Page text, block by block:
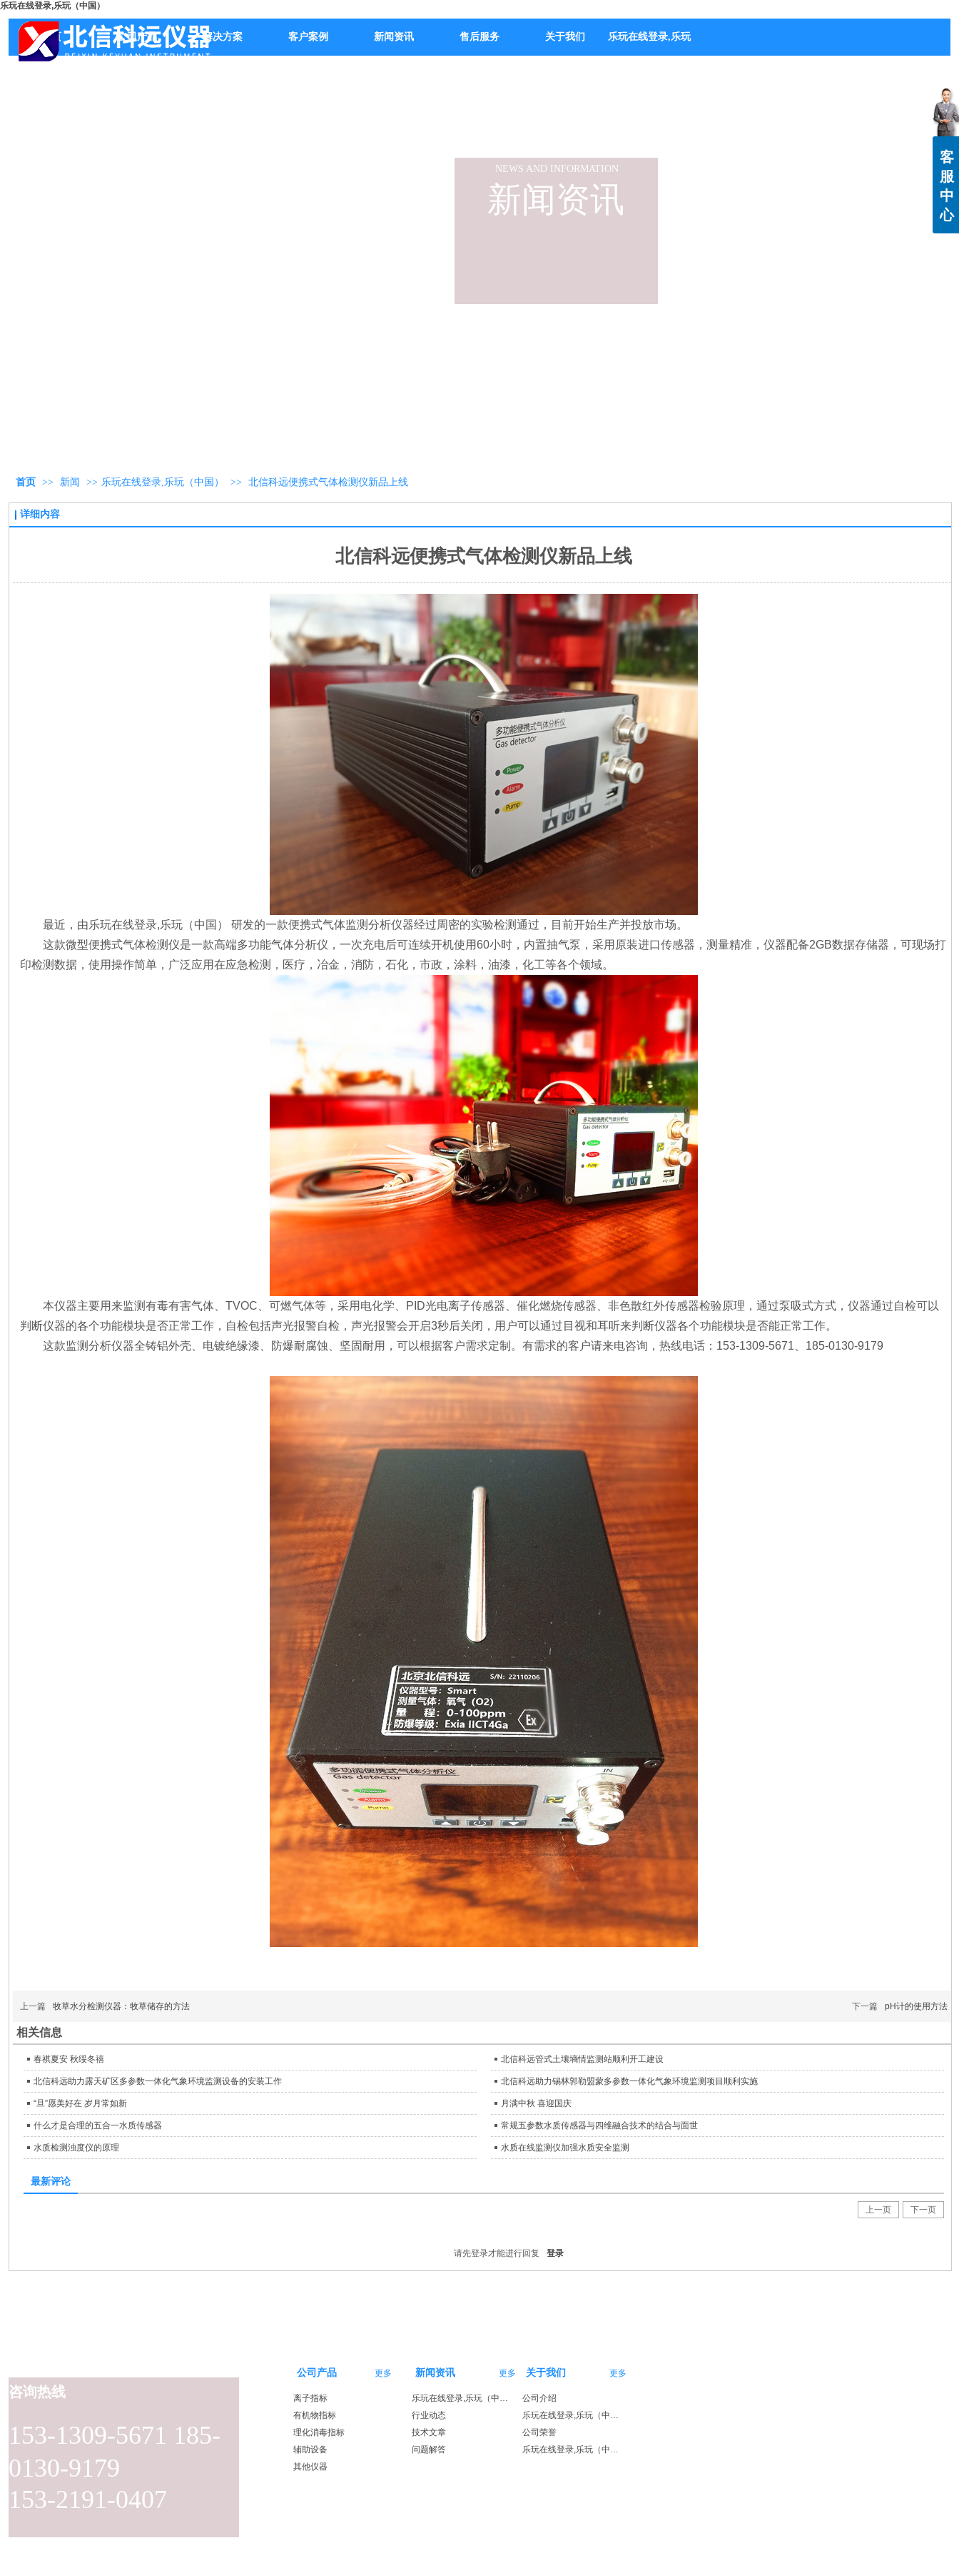
乐玩在线登录,乐玩（中国）
首页 公司产品 解决方案 客户案例 新闻资讯 售后服务 关于我们 乐玩在线登录,乐玩（中国）
新闻资讯
NEWS AND INFORMATION
首页 >> 新闻 >> 乐玩在线登录,乐玩（中国） >> 北信科远便携式气体检测仪新品上线
详细内容
北信科远便携式气体检测仪新品上线
最近，由乐玩在线登录,乐玩（中国） 研发的一款便携式气体监测分析仪器经过周密的实验检测通过，目前开始生产并投放市场。
这款微型便携式气体检测仪是一款高端多功能气体分析仪，一次充电后可连续开机使用60小时，内置抽气泵，采用原装进口传感器，测量精准，仪器配备2GB数据存储器，可现场打
印检测数据，使用操作简单，广泛应用在应急检测，医疗，冶金，消防，石化，市政，涂料，油漆，化工等各个领域。
本仪器主要用来监测有毒有害气体、TVOC、可燃气体等，采用电化学、PID光电离子传感器、催化燃烧传感器、非色散红外传感器检验原理，通过泵吸式方式，仪器通过自检可以
判断仪器的各个功能模块是否正常工作，自检包括声光报警自检，声光报警会开启3秒后关闭，用户可以通过目视和耳听来判断仪器各个功能模块是否能正常工作。
这款监测分析仪器全铸铝外壳、电镀绝缘漆、防爆耐腐蚀、坚固耐用，可以根据客户需求定制。有需求的客户请来电咨询，热线电话：153-1309-5671、185-0130-9179
上一篇 牧草水分检测仪器：牧草储存的方法 下一篇 pH计的使用方法
相关信息
春祺夏安 秋绥冬禧 北信科远管式土壤墒情监测站顺利开工建设
北信科远助力露天矿区多参数一体化气象环境监测设备的安装工作 北信科远助力锡林郭勒盟蒙多参数一体化气象环境监测项目顺利实施
“旦”愿美好在 岁月常如新 月满中秋 喜迎国庆
什么才是合理的五合一水质传感器 常规五参数水质传感器与四维融合技术的结合与面世
水质检测浊度仪的原理 水质在线监测仪加强水质安全监测
最新评论
上一页 下一页
请先登录才能进行回复 登录
153-1309-5671 185-
0130-9179
153-2191-0407
咨询热线
新闻资讯 更多
乐玩在线登录,乐玩（中国）
行业动态
技术文章
问题解答
公司产品 更多
离子指标
有机物指标
理化消毒指标
辅助设备
其他仪器
关于我们 更多
公司介绍
乐玩在线登录,乐玩（中国）
公司荣誉
乐玩在线登录,乐玩（中国）
客
服
中
心